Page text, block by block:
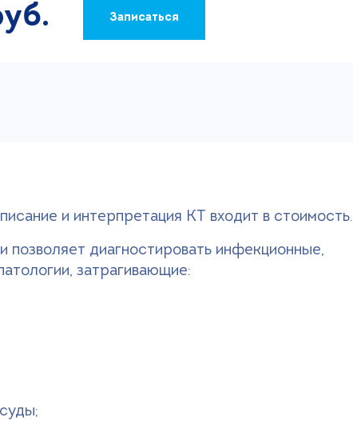
Записаться
и интерпретация КТ входит в стоимость.
диагностировать инфекционные,
затрагивающие: